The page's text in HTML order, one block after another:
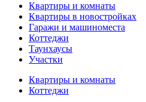
Квартиры и комнаты
Квартиры в новостройках
Гаражи и машиноместа
Коттеджи
Таунхаусы
Участки
Квартиры и комнаты
Коттеджи